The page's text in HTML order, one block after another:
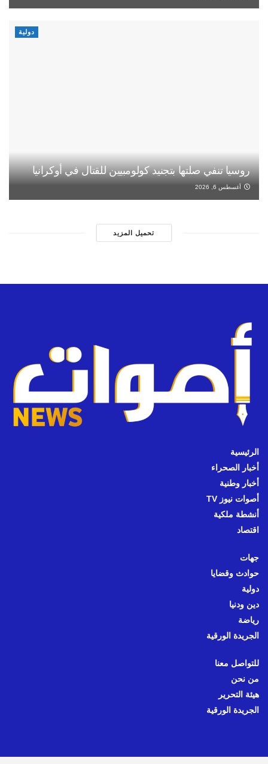
دولية
روسيا تنفي صلتها بتجنيد كولومبيين للقتال في أوكرانيا
أغسطس 6, 2026
تحميل المزيد
الرئيسية
أخبار الصحراء
أخبار وطنية
أصوات نيوز TV
أنشطة ملكية
اقتصاد
جهات
حوادث وقضايا
دولية
دين ودنيا
رياضة
الجريدة الورقية
للتواصل معنا
من نحن
هيئة التحرير
الجريدة الورقية